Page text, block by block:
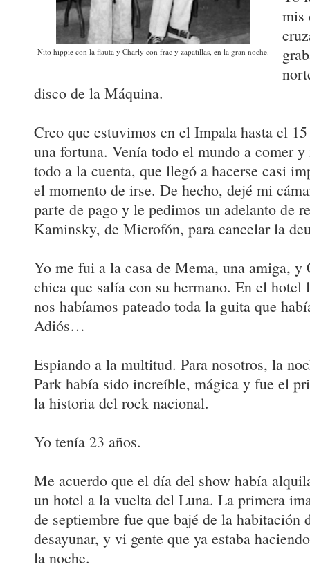
Nito hippie con la flauta y Charly con frac y zapatillas, en la gran noche.
mis
disco de la Máquina.
Creo que estuvimos en el Impala hasta el
una fortuna. Venía todo el mundo a comer y
todo a la cuenta, que llegó a hacerse casi
el momento de irse. De hecho, dejé mi
parte de pago y le pedimos un adelanto de
Kaminsky, de Microfón, para cancelar la
Yo me fui a la casa de Mema, una amiga, y
chica que salía con su hermano. En el hotel
nos habíamos pateado toda la guita que
Adiós…
Espiando a la multitud. Para nosotros, la
Park había sido increíble, mágica y fue el
la historia del rock nacional.
Yo tenía 23 años.
Me acuerdo que el día del show había
un hotel a la vuelta del Luna. La primera
de septiembre fue que bajé de la habitación
desayunar, y vi gente que ya estaba
la noche.